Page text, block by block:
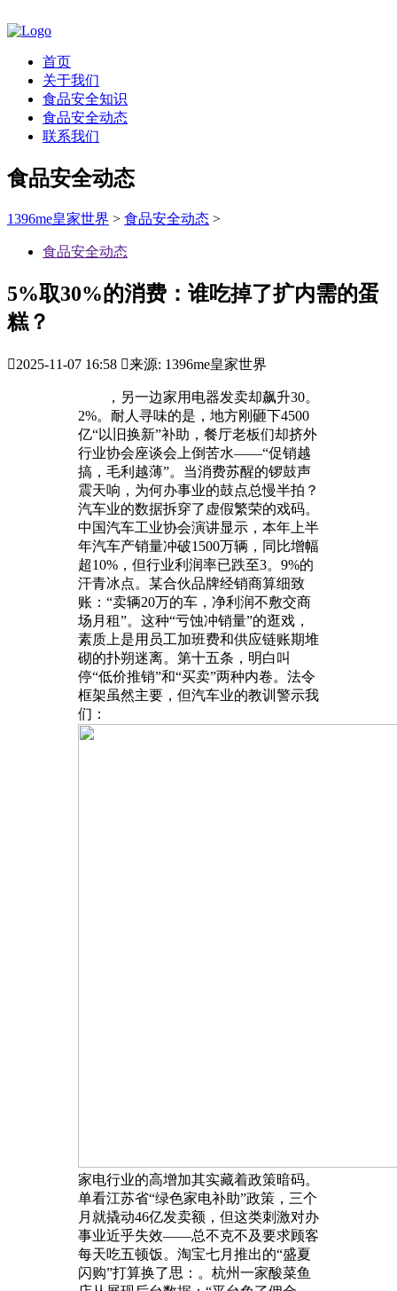
首页
关于我们
食品安全知识
食品安全动态
联系我们
食品安全动态
1396me皇家世界 > 食品安全动态 >
食品安全动态
5%取30%的消费：谁吃掉了扩内需的蛋
糕？
2025-11-07 16:58 来源: 1396me皇家世界
，另一边家用电器发卖却飙升30。
2%。耐人寻味的是，地方刚砸下4500
亿“以旧换新”补助，餐厅老板们却挤外
行业协会座谈会上倒苦水——“促销越
搞，毛利越薄”。当消费苏醒的锣鼓声
震天响，为何办事业的鼓点总慢半拍？
汽车业的数据拆穿了虚假繁荣的戏码。
中国汽车工业协会演讲显示，本年上半
年汽车产销量冲破1500万辆，同比增幅
超10%，但行业利润率已跌至3。9%的
汗青冰点。某合伙品牌经销商算细致
账：“卖辆20万的车，净利润不敷交商
场月租”。这种“亏蚀冲销量”的逛戏，
素质上是用员工加班费和供应链账期堆
砌的扑朔迷离。第十五条，明白叫
停“低价推销”和“买卖”两种内卷。法令
框架虽然主要，但汽车业的教训警示我
们：
家电行业的高增加其实藏着政策暗码。
单看江苏省“绿色家电补助”政策，三个
月就撬动46亿发卖额，但这类刺激对办
事业近乎失效——总不克不及要求顾客
每天吃五顿饭。淘宝七月推出的“盛夏
闪购”打算换了思：。杭州一家酸菜鱼